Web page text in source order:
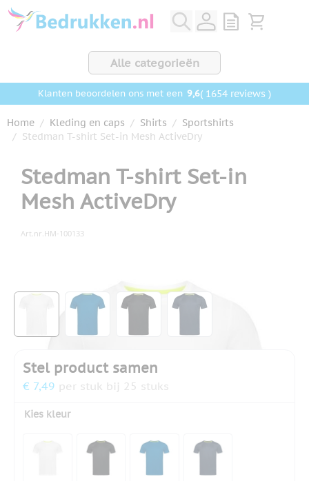
Ga naar de inhoud
View quote,
Bekijk
Alle categorieën
Klanten beoordelen ons met een 9,6( 1654 reviews )
Home / Kleding en caps / Shirts / Sportshirts
/ Stedman T-shirt Set-in Mesh ActiveDry
Stedman T-shirt Set-in
Mesh ActiveDry
Art.nr. HM-100133
Klik om afbeelding op volledig scherm te bekijken
View larger imageView larger image
View larger imageView larger image
Stel product samen
€ 7,49 per stuk bij 25 stuks
Kies kleur